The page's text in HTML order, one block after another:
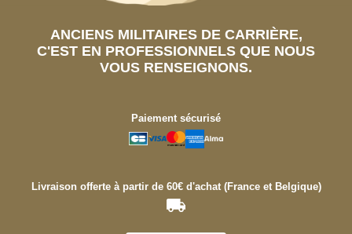
ANCIENS MILITAIRES DE CARRIÈRE,
C'EST EN PROFESSIONNELS QUE NOUS
VOUS RENSEIGNONS.
Paiement sécurisé
Livraison offerte à partir de 60€ d'achat (France et Belgique)